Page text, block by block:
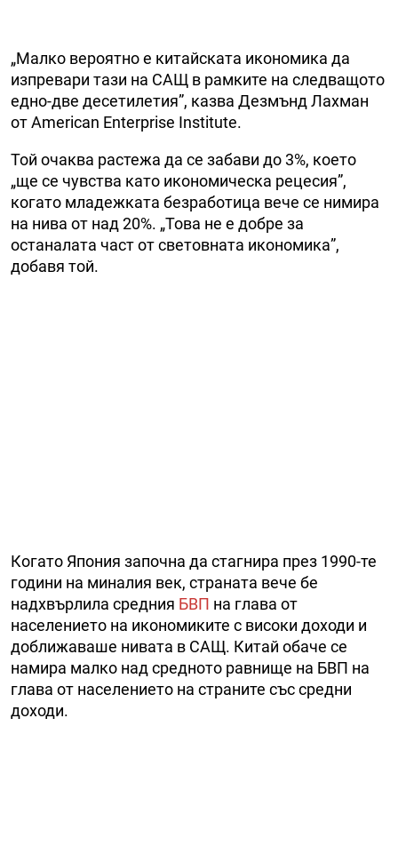
„Малко вероятно е китайската икономика да
изпревари тази на САЩ в рамките на следващото
едно-две десетилетия”, казва Дезмънд Лахман
от American Enterprise Institute.
Той очаква растежа да се забави до 3%, което
„ще се чувства като икономическа рецесия”,
когато младежката безработица вече се нимира
на нива от над 20%. „Това не е добре за
останалата част от световната икономика”,
добавя той.
Когато Япония започна да стагнира през 1990-те
години на миналия век, страната вече бе
надхвърлила средния БВП на глава от
населението на икономиките с високи доходи и
доближаваше нивата в САЩ. Китай обаче се
намира малко над средното равнище на БВП на
глава от населението на страните със средни
доходи.